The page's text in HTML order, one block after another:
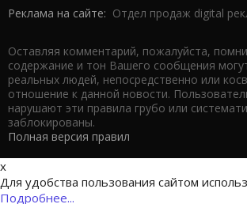
Реклама на сайте: Отдел продаж digital
Оставляя комментарий, пожалуйста,
содержание и тон Вашего сообщения
реальных людей, непосредственно или
отношение к данной новости.
нарушают эти правила грубо или
заблокированы.
Полная версия правил
x
Для удобства пользования сайтом
Подробнее...